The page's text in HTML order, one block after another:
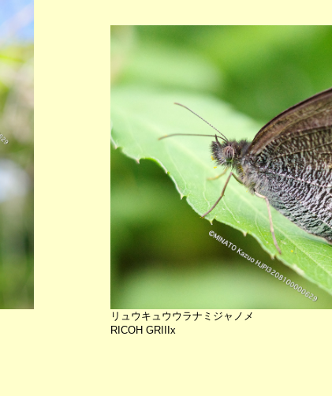
リュウキュウウラナミジャノメ
RICOH GRIIIx